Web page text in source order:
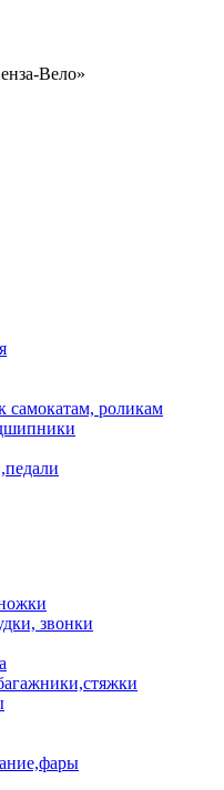
Вело»
самокатам, роликам
звонки